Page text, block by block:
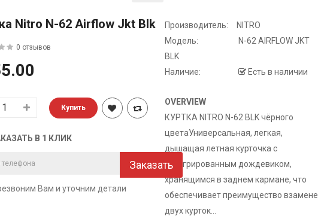
Nitro N-62 Airflow Jkt Blk
0 отзывов
Производитель:
NITRO
Модель:
N-62 AIRFLOW JKT
BLK
Наличие:
Есть в наличии
OVERVIEW
КУРТКА NITRO N-62 BLK чёрного
цветаУниверсальная, легкая,
дышащая летная курточка с
интегрированным дождевиком,
хранящимся в заднем кармане, что
обеспечивает преимущество взамене
двух курток...
В 1 КЛИК
Заказать
Вам и уточним детали